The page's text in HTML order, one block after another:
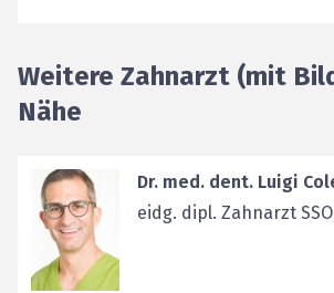
Weitere Zahnarzt (mit
Nähe
Dr. med. dent. Luigi
eidg. dipl. Zahnarzt SSO